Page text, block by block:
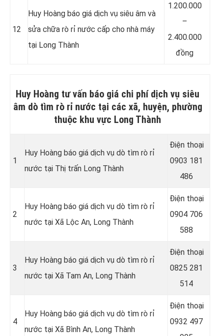
12
Huy Hoàng báo giá dịch vụ siêu âm và
sửa chữa rò rỉ nước cấp cho nhà máy
tại Long Thành
1.200.000
–
2.400.000
đồng
Huy Hoàng tư vấn báo giá chi phí dịch vụ siêu
âm dò tìm rò rỉ nước tại các xã, huyện, phường
thuộc khu vực Long Thành
1
Huy Hoàng báo giá dịch vụ dò tìm rò rỉ
nước tại Thị trấn Long Thành
Điện thoại
0903 181
486
2
Huy Hoàng báo giá dịch vụ dò tìm rò rỉ
nước tại Xã Lộc An, Long Thành
Điện thoại
0904 706
588
3
Huy Hoàng báo giá dịch vụ dò tìm rò rỉ
nước tại Xã Tam An, Long Thành
Điện thoại
0825 281
514
4
Huy Hoàng báo giá dịch vụ dò tìm rò rỉ
nước tại Xã Bình An, Long Thành
Điện thoại
0932 497